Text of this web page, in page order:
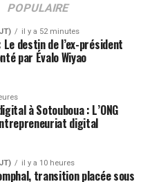
POPULAIRE
il y a 52 minutes
destin de l’ex-président
par Évalo Wiyao
à Sotouboua : L’ONG
digital
il y a 10 heures
transition placée sous